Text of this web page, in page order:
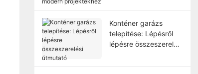
modern projektekhez
Konténer garázs
telepítése: Lépésről
lépésre összeszerelési